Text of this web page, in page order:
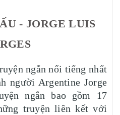
- JORGE LUIS
ngắn nổi tiếng nhất
người Argentine Jorge
ngắn bao gồm 17
truyện liên kết với